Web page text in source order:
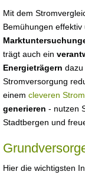
Mit dem
Bemühungen effektiv
trägt auch ein
Energieträgern dazu
Stromversorgung
einem cleveren
generieren - nutzen
Stadtbergen und
Hier die wichtigsten